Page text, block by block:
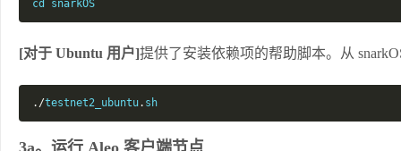
cd snarkOS
[对于 Ubuntu 用户]提供了安装依赖项的帮助脚本。从
./testnet2_ubuntu. sh